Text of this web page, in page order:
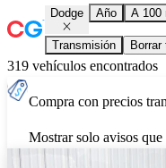
Dodge Año A 100
Transmisión Borrar
319 vehículos encontrados
Compra con precios
Mostrar solo avisos